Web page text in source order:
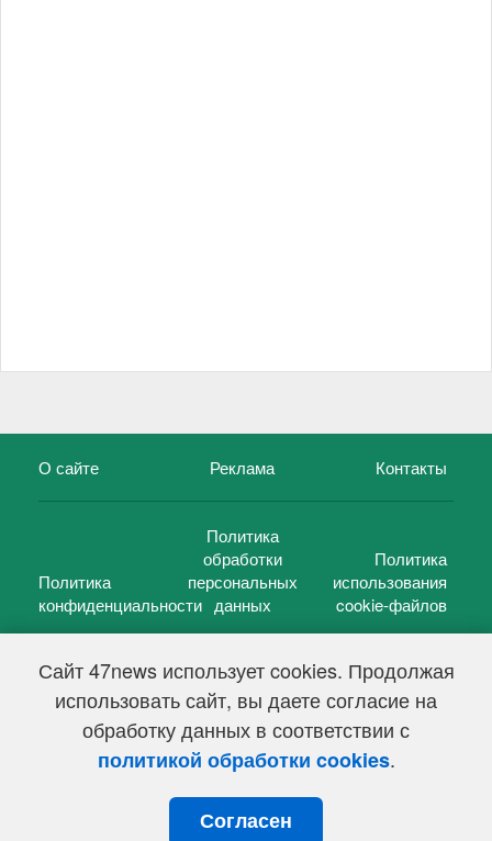
Сайт 47news использует cookies. Продолжая
использовать сайт, вы даете согласие на
обработку данных в соответствии с
политикой обработки cookies.
Согласен
О сайте Реклама Контакты
Политика
конфиденциальности
Политика
обработки
персональных
данных
Политика
использования
cookie-файлов
47 новостей (47 news)2005 — 2026 г.
Свидетельство о регистрации СМИ Эл № ФС 77-39848, выдано
Федеральной службой по надзору в сфере связи,
информационных технологий и массовых коммуникаций